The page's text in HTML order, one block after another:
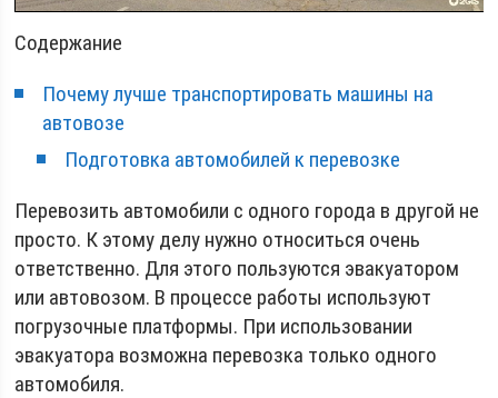
Содержание
Почему лучше транспортировать машины на
автовозе
Подготовка автомобилей к перевозке
Перевозить автомобили с одного города в другой не
просто. К этому делу нужно относиться очень
ответственно. Для этого пользуются эвакуатором
или автовозом. В процессе работы используют
погрузочные платформы. При использовании
эвакуатора возможна перевозка только одного
автомобиля.